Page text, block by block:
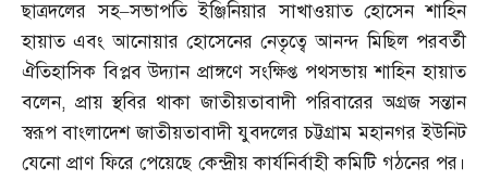
ছাত্রদলের সহ–সভাপতি ইঞ্জিনিয়ার সাখাওয়াত হোসেন শাহিন
হায়াত এবং আনোয়ার হোসেনের নেতৃত্বে আনন্দ মিছিল পরবর্তী
ঐতিহাসিক বিপ্লব উদ্যান প্রাঙ্গণে সংক্ষিপ্ত পথসভায় শাহিন হায়াত
বলেন,প্রায় স্থবির থাকা জাতীয়তাবাদী পরিবারের অগ্রজ সন্তান
স্বরূপ বাংলাদেশ জাতীয়তাবাদী যুবদলের চট্টগ্রাম মহানগর ইউনিট
যেনো প্রাণ ফিরে পেয়েছে কেন্দ্রীয় কার্যনির্বাহী কমিটি গঠনের পর।